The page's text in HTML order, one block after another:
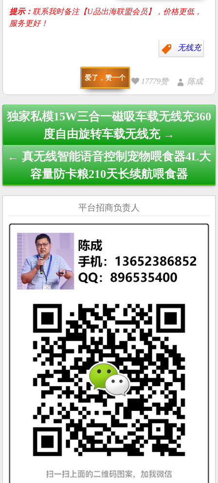
提示：联系我时备注【U品出海联盟会员】，价格更低，
服务更好！
无线充
爱了，赞一个 17779赞 陈成
Post
navigation
独家私模15W三合一磁吸车载无线充360
度自由旋转车载无线充 →
← 真无线智能语音控制宠物喂食器4L大
容量防卡粮210天长续航喂食器
平台招商负责人